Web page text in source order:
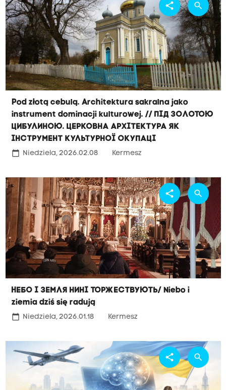
Pod złotą cebulą. Architektura sakralna jako
instrument dominacji kulturowej. // Під золотою
цибулиною. Церковна архітектура як
інструмент культурної окупаці
calendar_today Niedziela, 2026.02.08 Kermesz
share search
Небо і земля нині торжествують/ Niebo i
ziemia dziś się radują
calendar_today Niedziela, 2026.01.18 Kermesz
share search
share search